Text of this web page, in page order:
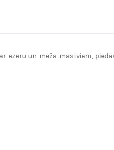
ezeru un meža masīviem,